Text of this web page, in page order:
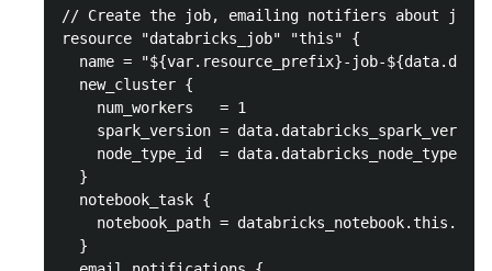
// Create the job, emailing notifiers about job
resource "databricks_job" "this" {
name = "${var.resource_prefix}-job-
  new_cluster {
    num_workers   = 1
spark_version =
node_type_id  =
  }
  notebook_task {
    notebook_path = databricks_notebook.this.path
  }